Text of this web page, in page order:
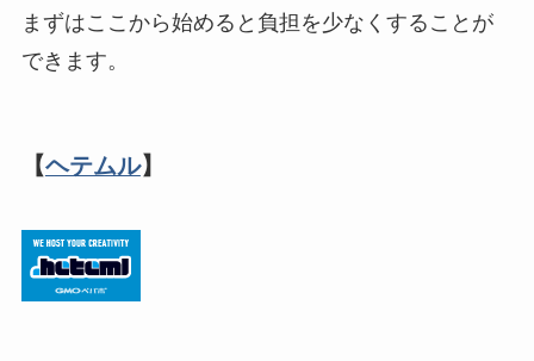
まずはここから始めると負担を少なくすることが
できます。
【ヘテムル】